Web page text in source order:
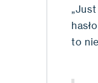
to